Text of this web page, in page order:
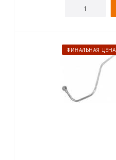
ФИНАЛЬНАЯ ЦЕНА